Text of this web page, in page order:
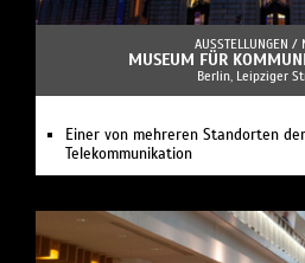
AUSSTELLUNGEN /
MUSEUM FÜR
Berlin, Leipziger
Einer von mehreren Standorten
Telekommunikation